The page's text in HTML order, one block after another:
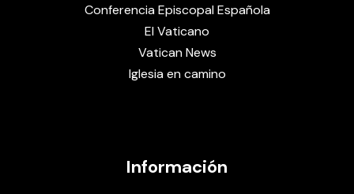
Conferencia Episcopal Española
El Vaticano
Vatican News
Iglesia en camino
Información